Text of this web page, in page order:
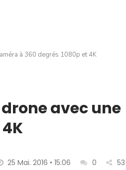
à 360 degrés 1080p et 4K
avec une
25 Mai. 2016 • 15:06 0 53